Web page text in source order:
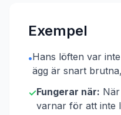
Exempel
•Hans löften var
ägg är snart
✓Fungerar när:
varnar för att inte